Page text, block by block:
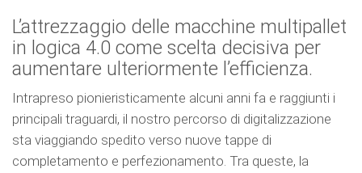
L’attrezzaggio delle macchine multipallet
in logica 4.0 come scelta decisiva per
aumentare ulteriormente l’efficienza.
Intrapreso pionieristicamente alcuni anni fa e raggiunti i
principali traguardi, il nostro percorso di digitalizzazione
sta viaggiando spedito verso nuove tappe di
completamento e perfezionamento. Tra queste, la